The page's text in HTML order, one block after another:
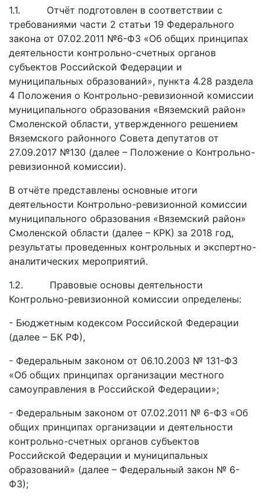
1.1. Отчёт подготовлен в соответствии с
требованиями части 2 статьи 19 Федерального
закона от 07.02.2011 №6-ФЗ «Об общих принципах
деятельности контрольно-счетных органов
субъектов Российской Федерации и
муниципальных образований», пункта 4.28 раздела
4 Положения о Контрольно-ревизионной комиссии
муниципального образования «Вяземский район»
Смоленской области, утвержденного решением
Вяземского районного Совета депутатов от
27.09.2017 №130 (далее – Положение о Контрольно-
ревизионной комиссии).
В отчёте представлены основные итоги
деятельности Контрольно-ревизионной комиссии
муниципального образования «Вяземский район»
Смоленской области (далее – КРК) за 2018 год,
результаты проведенных контрольных и экспертно-
аналитических мероприятий.
1.2. Правовые основы деятельности
Контрольно-ревизионной комиссии определены:
- Бюджетным кодексом Российской Федерации
(далее – БК РФ),
- Федеральным законом от 06.10.2003 № 131-ФЗ
«Об общих принципах организации местного
самоуправления в Российской Федерации»;
- Федеральным законом от 07.02.2011 № 6-ФЗ «Об
общих принципах организации и деятельности
контрольно-счетных органов субъектов
Российской Федерации и муниципальных
образований» (далее – Федеральный закон № 6-
ФЗ);